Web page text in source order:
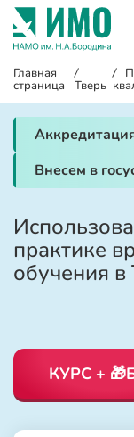
Главная
страница
/
Тверь
/
Внесем в
практике
обучения в
КУРС +